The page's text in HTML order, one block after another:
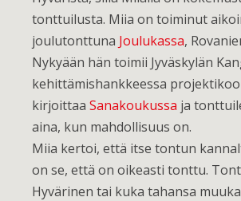
tonttuilusta. Miia on toiminut
joulutonttuna Joulukassa,
Nykyään hän toimii Jyväskylän
kehittämishankkeessa
kirjoittaa Sanakoukussa ja
aina, kun mahdollisuus on.
Miia kertoi, että itse tontun
on se, että on oikeasti tonttu.
Hyvärinen tai kuka tahansa